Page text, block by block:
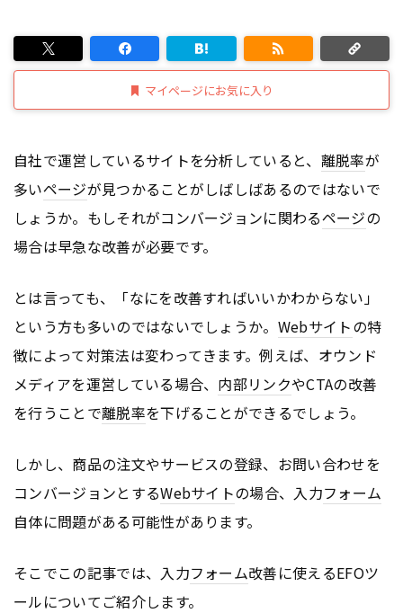
マイページにお気に入り
自社で運営しているサイトを分析していると、 離脱率が
多いページが見つかることがしばしばあるのではないで
しょうか。もしそれがコンバージョンに関わるページの
場合は早急な改善が必要です。
とは言っても、「なにを改善すればいいかわからない」
という方も多いのではないでしょうか。 Webサイトの特
徴によって対策法は変わってきます。例えば、オウンド
メディアを運営している場合、 内部リンクやCTAの改善
を行うことで離脱率を下げることができるでしょう。
しかし、商品の注文やサービスの登録、お問い合わせを
コンバージョンとするWebサイトの場合、入力フォーム
自体に問題がある可能性があります。
そこでこの記事では、入力フォーム改善に使えるEFOツ
ールについてご紹介します。